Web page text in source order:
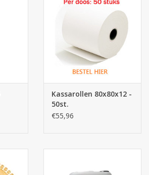
Kassarollen 80x80x12 -
50st.
€55,96